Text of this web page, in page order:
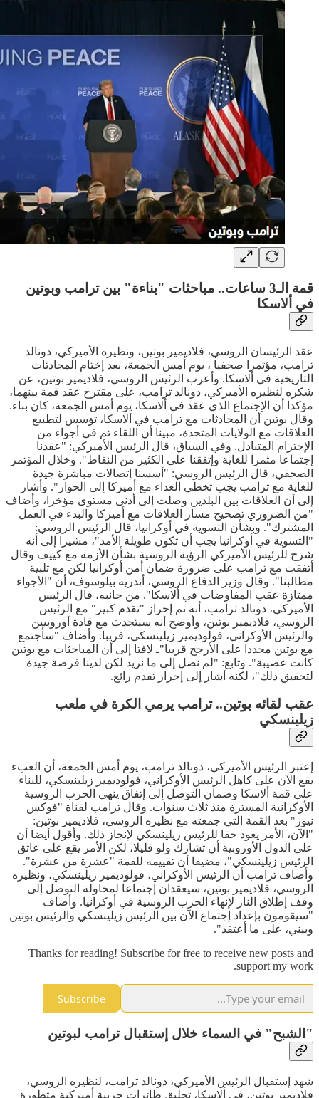
قمة الـ3 ساعات.. مباحثات "بناءة" بين ترامب وبوتين
في ألاسكا
عقد الرئيسان الروسي، فلاديمير بوتين، ونظيره الأميركي، دونالد
ترامب، مؤتمرا صحفيا ، يوم أمس الجمعة، بعد إختام المحادثات
التاريخية في ألاسكا. وأعرب الرئيس الروسي، فلاديمير بوتين، عن
شكره لنظيره الأميركي، دونالد ترامب، على مقترح عقد قمة بينهما،
مؤكدا أن الإجتماع الذي عقد في ألاسكا، يوم أمس الجمعة، كان بناء.
وقال بوتين أن المحادثات مع ترامب في ألاسكا، تؤسس لتطبيع
العلاقات مع الولايات المتحدة، مبينا أن اللقاء تم في أجواء من
الإحترام المتبادل. وفي السياق، قال الرئيس الأميركي: "عقدنا
إجتماعا مثمرا للغاية وإتفقنا على الكثير من النقاط". وخلال المؤتمر
الصحفي، قال الرئيس الروسي: "أسسنا إتصالات مباشرة جيدة
للغاية مع ترامب يجب تخطي العداء مع أميركا إلى الحوار". وأشار
إلى أن العلاقات بين البلدين وصلت إلى أدنى مستوى مؤخرا، وأضاف
"من الضروري تصحيح مسار العلاقات مع أميركا والبدء في العمل
المشترك". وبشأن التسوية في أوكرانيا، قال الرئيس الروسي:
"التسوية في أوكرانيا يجب أن تكون طويلة الأمد"، مشيرا إلى أنه
شرح للرئيس الأميركي الرؤية الروسية بشأن الأزمة مع كييف وقال
أتفقت مع ترامب على ضرورة ضمان أمن أوكرانيا لكن مع تلبية
مطالبنا". وقال وزير الدفاع الروسي، أندريه بيلوسوف، أن "الأجواء
ممتازة عقب المفاوضات في ألاسكا". من جانبه، قال الرئيس
الأميركي، دونالد ترامب، أنه تم إحراز "تقدم كبير" مع الرئيس
الروسي، فلاديمير بوتين، وأوضح أنه سيتحدث مع قادة أوروبيين
والرئيس الأوكراني، فولوديمير زيلينسكي، قريبا. وأضاف "سأجتمع
مع بوتين مجددا على الأرجح قريبا"ـ لافتا إلى أن المباحثات مع بوتين
كانت عصيبة". وتابع: "لم نصل إلى ما نريد لكن لدينا فرصة جيدة
لتحقيق ذلك"، لكنه أشار إلى إحراز تقدم رائع.
عقب لقائه بوتين.. ترامب يرمي الكرة في ملعب
زيلينسكي
إعتبر الرئيس الأميركي، دونالد ترامب، يوم أمس الجمعة، أن العبء
يقع الآن على كاهل الرئيس الأوكراني، فولوديمير زيلينسكي، للبناء
على قمة ألاسكا وضمان التوصل إلى إتفاق ينهي الحرب الروسية
الأوكرانية المسترة منذ ثلاث سنوات. وقال ترامب لقناة "فوكس
نيوز" بعد القمة التي جمعته مع نظيره الروسي، فلاديمير بوتين:
"الآن، الأمر يعود حقا للرئيس زيلينسكي لإنجاز ذلك. وأقول أيضا أن
على الدول الأوروبية أن تشارك ولو قليلا، لكن الأمر يقع على عاتق
الرئيس زيلينسكي"، مضيفا أن تقييمه للقمة "عشرة من عشرة".
وأضاف ترامب أن الرئيس الأوكراني، فولوديمير زيلينسكي، ونظيره
الروسي، فلاديمير بوتين، سيعقدان إجتماعا لمحاولة التوصل إلى
وقف إطلاق النار لإنهاء الحرب الروسية في أوكرانيا. وأضاف
"سيقومون بإعداد إجتماع الآن بين الرئيس زيلينسكي والرئيس بوتين
وبيني، على ما أعتقد".
Thanks for reading! Subscribe for free to receive new posts and
support my work.
Subscribe
"الشبح" في السماء خلال إستقبال ترامب لبوتين
شهد إستقبال الرئيس الأميركي، دونالد ترامب، لنظيره الروسي،
فلاديمير بوتين، في ألاسكا، تحليق طائرات حربية أميركية متطورة